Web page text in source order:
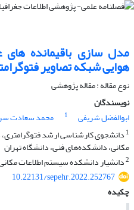
مدل سازی باقیمانده
هوایی شبکه تصاویر
نوع مقاله : مقاله پژوهشی
نویسندگان
ابوالفضل شریفی
1 محمد سعادت
1 دانشجوی کارشناسی ارشد
مکانی، دانشکده‌های فنی، دانشگاه تهران
2دانشیار دانشکده سیستم اطلاعات
10.22131/sepehr.2022.252767
چکیده